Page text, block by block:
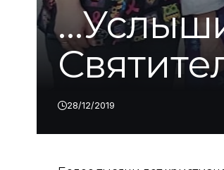
28/12/2019